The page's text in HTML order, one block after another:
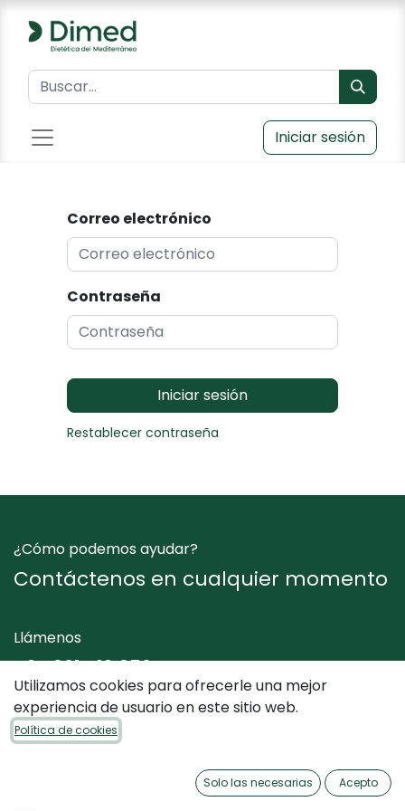
Iniciar sesión
Correo electrónico
Contraseña
Iniciar sesión
Restablecer contraseña
¿Cómo podemos ayudar?
Contáctenos en cualquier momento
Llámenos
+34 961 412 050
Envíenos un mensaje
Utilizamos cookies para ofrecerle una mejor
experiencia de usuario en este sitio web.
Política de cookies
Solo las necesarias Acepto